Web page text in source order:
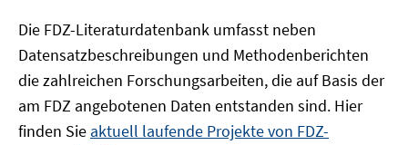
Die FDZ-Literaturdatenbank umfasst neben
Datensatzbeschreibungen und Methodenberichten
die zahlreichen Forschungsarbeiten, die auf Basis der
am FDZ angebotenen Daten entstanden sind. Hier
finden Sie aktuell laufende Projekte von FDZ-